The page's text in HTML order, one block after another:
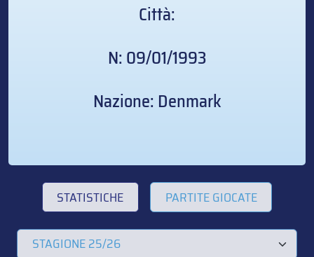
Città:
N: 09/01/1993
Nazione: Denmark
STATISTICHE PARTITE GIOCATE